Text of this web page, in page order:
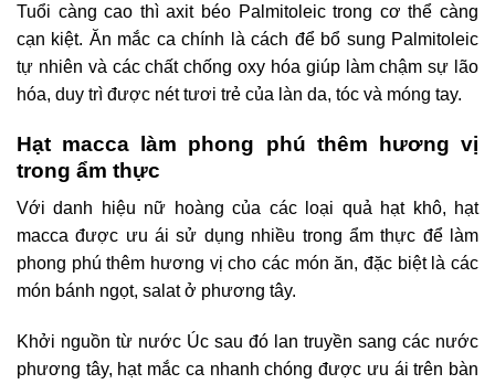
Tuổi càng cao thì axit béo Palmitoleic trong cơ thể càng
cạn kiệt. Ăn mắc ca chính là cách để bổ sung Palmitoleic
tự nhiên và các chất chống oxy hóa giúp làm chậm sự lão
hóa, duy trì được nét tươi trẻ của làn da, tóc và móng tay.
Hạt macca làm phong phú thêm hương vị
trong ẩm thực
Với danh hiệu nữ hoàng của các loại quả hạt khô, hạt
macca được ưu ái sử dụng nhiều trong ẩm thực để làm
phong phú thêm hương vị cho các món ăn, đặc biệt là các
món bánh ngọt, salat ở phương tây.
Khởi nguồn từ nước Úc sau đó lan truyền sang các nước
phương tây, hạt mắc ca nhanh chóng được ưu ái trên bàn